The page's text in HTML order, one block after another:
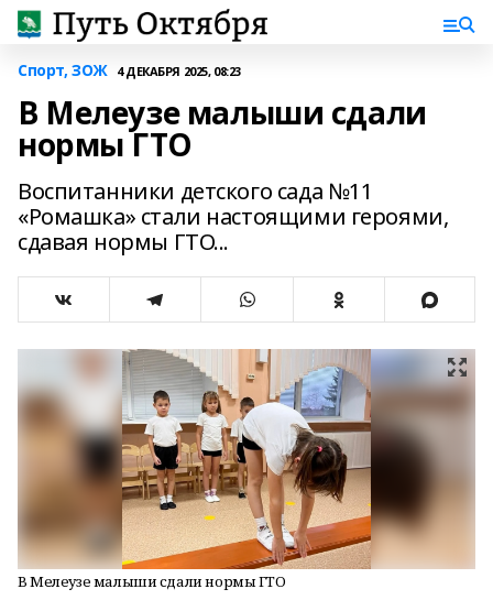
Спорт, ЗОЖ 4 ДЕКАБРЯ 2025, 08:23
В Мелеузе малыши сдали
нормы ГТО
Воспитанники детского сада №11
«Ромашка» стали настоящими героями,
сдавая нормы ГТО...
В Мелеузе малыши сдали нормы ГТО